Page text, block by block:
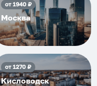
от1940₽
Москва
от1270₽
Кисловодск